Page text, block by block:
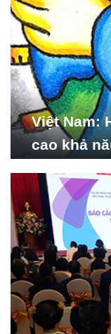
Việt Nam:
cao khả